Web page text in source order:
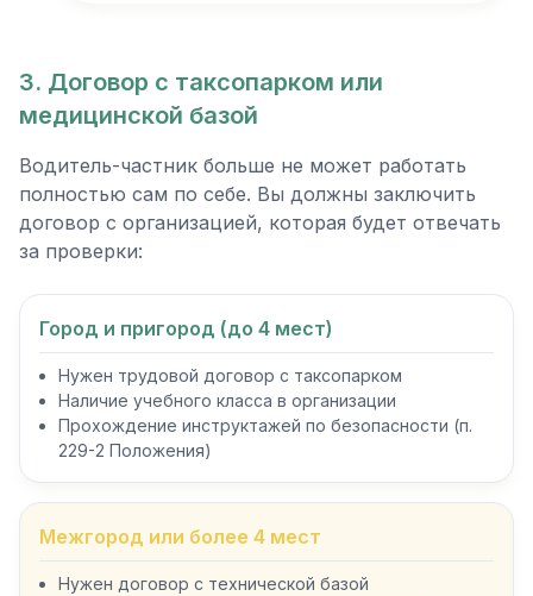
3. Договор с таксопарком или
медицинской базой
Водитель-частник больше не может работать
полностью сам по себе. Вы должны заключить
договор с организацией, которая будет отвечать
за проверки:
Город и пригород (до 4 мест)
Нужен трудовой договор с таксопарком
Наличие учебного класса в организации
Прохождение инструктажей по безопасности (п.
229-2 Положения)
Межгород или более 4 мест
Нужен договор с технической базой